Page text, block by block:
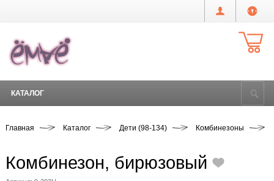
КАТАЛОГ
Главная Каталог Дети (98-134) Комбинезоны
Комбинезон, бирюзовый